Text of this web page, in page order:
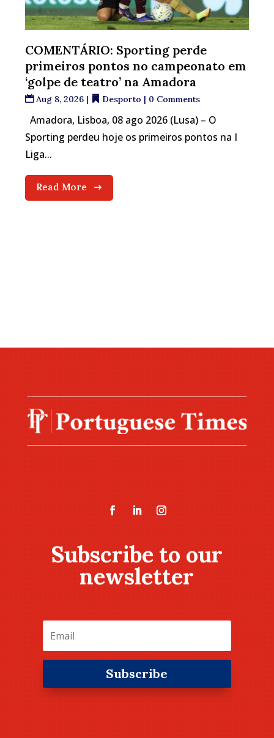
COMENTÁRIO: Sporting perde
primeiros pontos no campeonato em
‘golpe de teatro’ na Amadora
Aug 8, 2026 | Desporto | 0 Comments
Amadora, Lisboa, 08 ago 2026 (Lusa) – O
Sporting perdeu hoje os primeiros pontos na I
Liga...
Read More
Subscribe to our
newsletter
Subscribe